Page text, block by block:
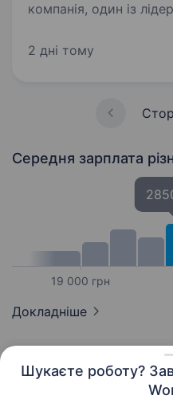
Шукаєте роботу?
компанія, один із
обсягів продажу ми
2 дні тому
Середня зарплата
19 000 грн
Докладніше